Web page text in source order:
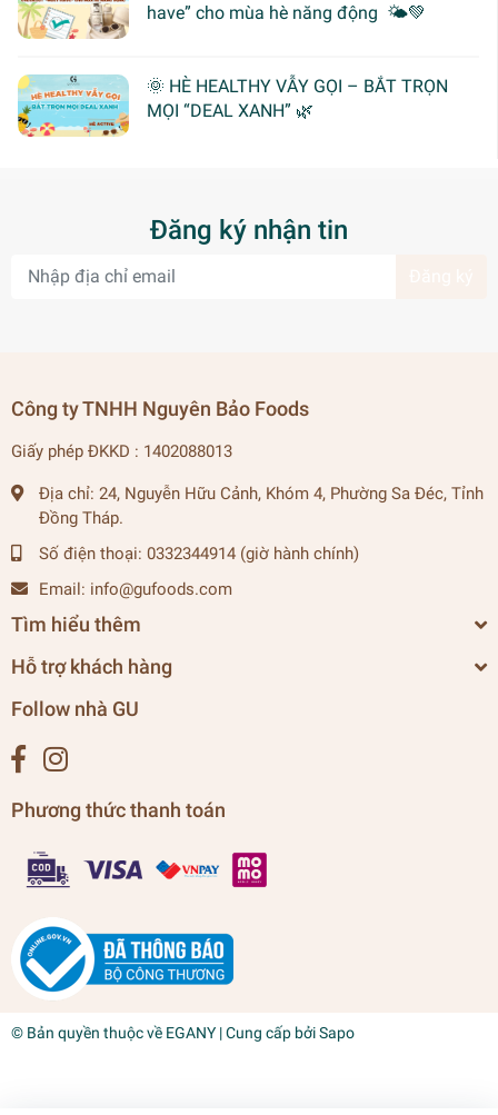
have” cho mùa hè năng động 🌤️💚
🌞 HÈ HEALTHY VẪY GỌI – BẮT TRỌN
MỌI “DEAL XANH” 🌿
Đăng ký nhận tin
Công ty TNHH Nguyên Bảo Foods
Giấy phép ĐKKD : 1402088013
Địa chỉ: 24, Nguyễn Hữu Cảnh, Khóm 4, Phường Sa Đéc, Tỉnh
Đồng Tháp.
Số điện thoại: 0332344914 (giờ hành chính)
Email: info@gufoods.com
Tìm hiểu thêm
Hỗ trợ khách hàng
Follow nhà GU
Phương thức thanh toán
© Bản quyền thuộc về EGANY | Cung cấp bởiSapo